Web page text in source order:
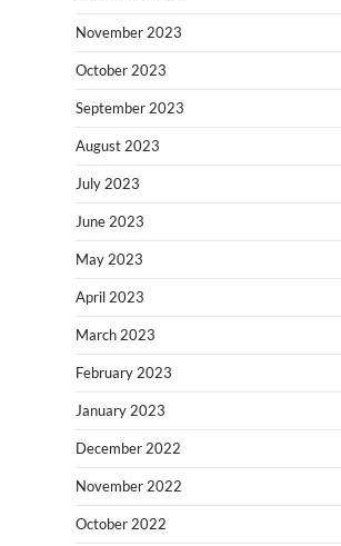
November 2023
October 2023
September 2023
August 2023
July 2023
June 2023
May 2023
April 2023
March 2023
February 2023
January 2023
December 2022
November 2022
October 2022